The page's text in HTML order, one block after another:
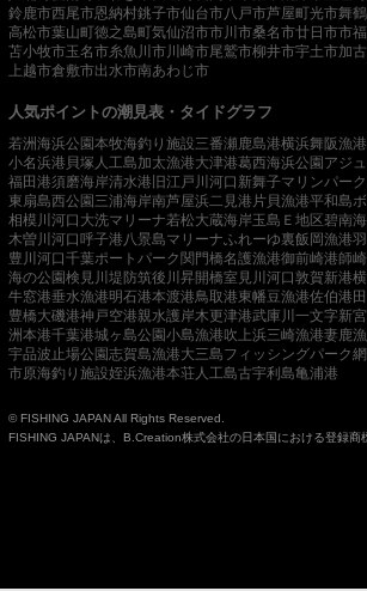
鈴鹿市西尾市恩納村銚子市仙台市八戸市芦屋町光市舞
高松市葉山町徳之島町気仙沼市市川市桑名市廿日市市
苫小牧市玉名市糸魚川市川崎市尾鷲市柳井市宇土市加
上越市倉敷市出水市南あわじ市
人気ポイントの潮見表・タイドグラフ
若洲海浜公園本牧海釣り施設三番瀬鹿島港横浜舞阪漁港
小名浜港 貝塚人工島加太漁港大津港葛西海浜公園 アジ
福田港須磨海岸清水港 旧江戸川河口 新舞子マリンパーク
東扇島西公園 三浦海岸南芦屋浜二見港 片貝漁港平和島
相模川河口 大洗マリーナ若松大蔵海岸玉島Ｅ地区碧南
木曽川河口呼子港八景島マリーナふれーゆ裏飯岡漁港
豊川河口千葉ポートパーク 関門橋名護漁港御前崎港師
海の公園検見川堤防筑後川昇開橋室見川河口敦賀新港
牛窓港垂水漁港明石港本渡港鳥取港東幡豆漁港佐伯港
豊橋大磯港神戸空港親水護岸木更津港武庫川一文字新
洲本港千葉港城ヶ島公園小島漁港吹上浜三崎漁港妻鹿
宇品波止場公園志賀島漁港大三島フィッシングパーク
市原海釣り施設姪浜漁港本荘人工島古宇利島亀浦港
© FISHING JAPAN All Rights Reserved.
FISHING JAPANは、B.Creation株式会社の日本国における登録商